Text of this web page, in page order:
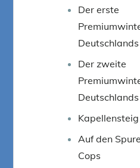
Der erste
Deutschlands
Der zweite
Deutschlands
Auf den
Cops